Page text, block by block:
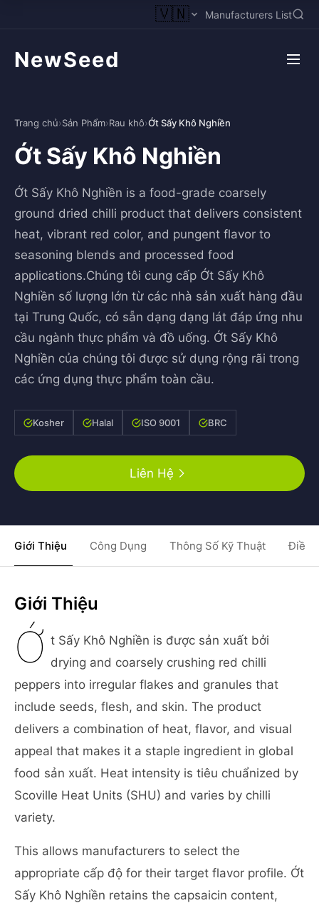
🇻🇳 Manufacturers List
NewSeed
Trang chủ›Sản Phẩm›Rau khô›Ớt Sấy Khô Nghiền
Ớt Sấy Khô Nghiền
Ớt Sấy Khô Nghiền is a food-grade coarsely
ground dried chilli product that delivers consistent
heat, vibrant red color, and pungent flavor to
seasoning blends and processed food
applications.Chúng tôi cung cấp Ớt Sấy Khô
Nghiền số lượng lớn từ các nhà sản xuất hàng đầu
tại Trung Quốc, có sẵn dạng dạng lát đáp ứng nhu
cầu ngành thực phẩm và đồ uống. Ớt Sấy Khô
Nghiền của chúng tôi được sử dụng rộng rãi trong
các ứng dụng thực phẩm toàn cầu.
Kosher Halal ISO 9001 BRC
Liên Hệ
Giới Thiệu Công Dụng Thông Số Kỹ Thuật Điều
Giới Thiệu
Ớ t Sấy Khô Nghiền is được sản xuất bởi
drying and coarsely crushing red chilli
peppers into irregular flakes and granules that
include seeds, flesh, and skin. The product
delivers a combination of heat, flavor, and visual
appeal that makes it a staple ingredient in global
food sản xuất. Heat intensity is tiêu chuẩnized by
Scoville Heat Units (SHU) and varies by chilli
variety.
This allows manufacturers to select the
appropriate cấp độ for their target flavor profile. Ớt
Sấy Khô Nghiền retains the capsaicin content,